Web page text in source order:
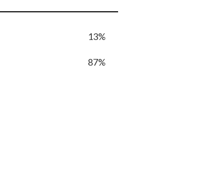
13%
87%